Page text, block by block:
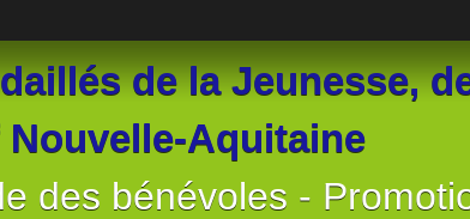
de la Jeunesse,
Aquitaine
des bénévoles -